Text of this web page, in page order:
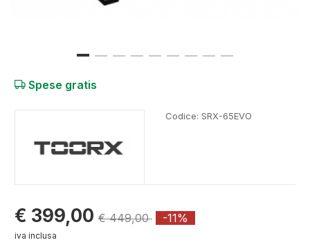
Spese gratis
Codice: SRX-65EVO
€ 399,00 € 449,00 -11%
iva inclusa